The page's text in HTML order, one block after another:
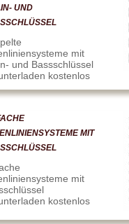
UND
mit
und Bassschlüssel
kostenlos
MIT
mit
kostenlos